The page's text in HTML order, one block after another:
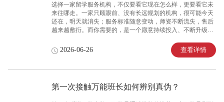
选择一家留学服务机构，不仅要看它现在怎么样，更要看它未
来往哪走。一家只顾眼前、没有长远规划的机构，很可能今天
还在，明天就消失；服务标准随意变动，师资不断流失，售后
越来越敷衍。而你需要的，是一个愿意持续投入、不断升级服
不仅能判断它的稳定性和成长性，更能看出它是否值得长期托
付。面对“万能班长未来业务发展方向是什么？会不会拓展新业
长，明确了“持续深耕、完善体系、扩大覆盖”的三步走战略，
成为众多留学生可以长期信赖的优选品牌。难点解析：强调行
业现状与机构持续发展能力的重要性留学服务行业的发展现状
2026-06-26 查看详情
第一次接触万能班长如何辨别真伪？